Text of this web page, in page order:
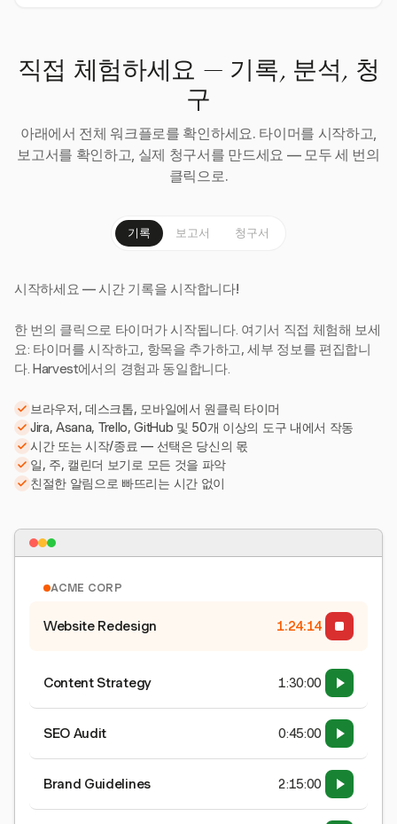
직접 체험하세요 — 기록, 분석, 청
구
아래에서 전체 워크플로를 확인하세요. 타이머를 시작하고,
보고서를 확인하고, 실제 청구서를 만드세요 — 모두 세 번의
클릭으로.
기록 보고서 청구서
시작하세요 — 시간 기록을 시작합니다!
한 번의 클릭으로 타이머가 시작됩니다. 여기서 직접 체험해 보세
요: 타이머를 시작하고, 항목을 추가하고, 세부 정보를 편집합니
다. Harvest에서의 경험과 동일합니다.
브라우저, 데스크톱, 모바일에서 원클릭 타이머
Jira, Asana, Trello, GitHub 및 50개 이상의 도구 내에서 작동
시간 또는 시작/종료 — 선택은 당신의 몫
일, 주, 캘린더 보기로 모든 것을 파악
친절한 알림으로 빠뜨리는 시간 없이
ACME CORP
Website Redesign 1:24:15
Content Strategy 1:30:00
SEO Audit 0:45:00
Brand Guidelines 2:15:00